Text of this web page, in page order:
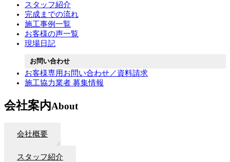
スタッフ紹介
完成までの流れ
施工事例一覧
お客様の声一覧
現場日記
お問い合わせ
お客様専用お問い合わせ／資料請求
施工協力業者 募集情報
会社案内About
会社概要
スタッフ紹介